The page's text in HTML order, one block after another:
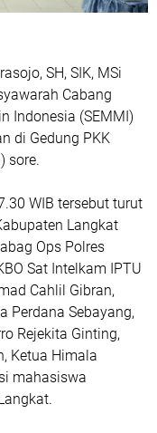
SH, SIK, MSi
Cabang
Indonesia (SEMMI)
di Gedung PKK
sore.
WIB tersebut turut
Langkat
Ops Polres
Sat Intelkam IPTU
Cahlil Gibran,
Perdana Sebayang,
Rejekita Ginting,
Ketua Himala
mahasiswa